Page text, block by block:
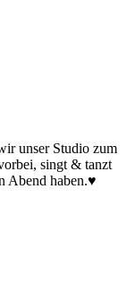
unser Studio zum
singt & tanzt
Abend haben.♥